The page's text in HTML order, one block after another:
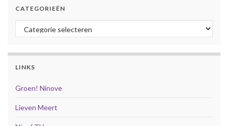
CATEGORIEËN
Categorieën
LINKS
Groen! Ninove
Lieven Meert